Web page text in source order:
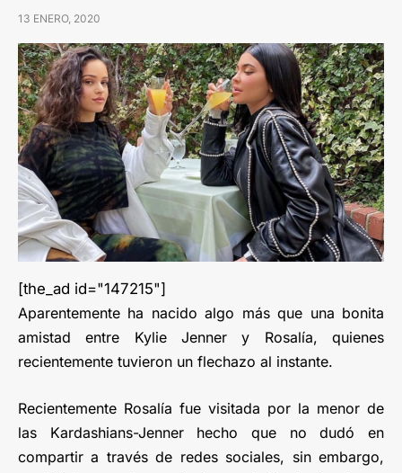
13 ENERO, 2020
[the_ad id="147215"]
Aparentemente ha nacido algo más que una bonita
amistad entre Kylie Jenner y Rosalía, quienes
recientemente tuvieron un flechazo al instante.
Recientemente Rosalía fue visitada por la menor de
las Kardashians-Jenner hecho que no dudó en
compartir a través de redes sociales, sin embargo,